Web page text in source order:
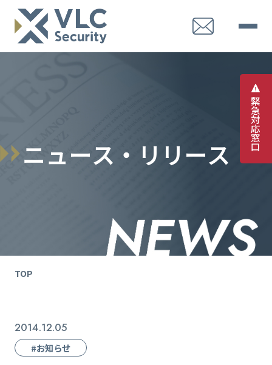
緊
急
対
応
窓
口
ニュース ・ リ リ ース
TOP
2014.12.05
#お知らせ